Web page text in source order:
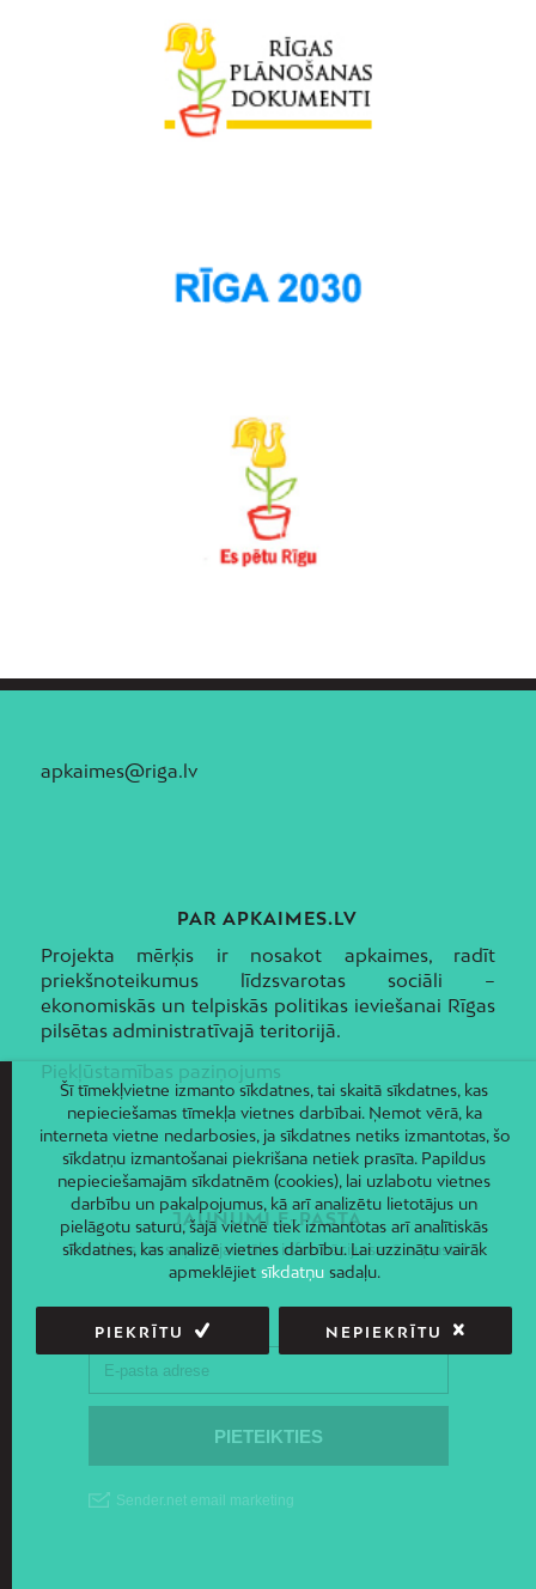
apkaimes@riga.lv
PAR APKAIMES.LV
Projekta mērķis ir nosakot apkaimes, radīt
priekšnoteikumus līdzsvarotas sociāli –
ekonomiskās un telpiskās politikas ieviešanai Rīgas
pilsētas administratīvajā teritorijā.
Piekļūstamības paziņojums
JAUNUMI E-PASTĀ
Piesakies un saņem jaunāko informāciju savā e-pastā!
Šī tīmekļvietne izmanto sīkdatnes, tai skaitā sīkdatnes, kas
nepieciešamas tīmekļa vietnes darbībai. Ņemot vērā, ka
interneta vietne nedarbosies, ja sīkdatnes netiks izmantotas, šo
sīkdatņu izmantošanai piekrišana netiek prasīta. Papildus
nepieciešamajām sīkdatnēm (cookies), lai uzlabotu vietnes
darbību un pakalpojumus, kā arī analizētu lietotājus un
pielāgotu saturu, šajā vietnē tiek izmantotas arī analītiskās
sīkdatnes, kas analizē vietnes darbību. Lai uzzinātu vairāk
apmeklējiet sīkdatņusadaļu.
PIEKRĪTU NEPIEKRĪTU